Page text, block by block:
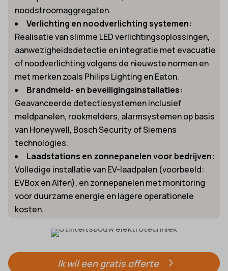
noodstroomaggregaten.
Verlichting en noodverlichting systemen:
Realisatie van slimme LED verlichtingsoplossingen,
aanwezigheidsdetectie en integratie met evacuatie
of noodverlichting volgens de nieuwste normen en
met merken zoals Philips Lighting en Eaton.
Brandmeld- en beveiligingsinstallaties:
Geavanceerde detectiesystemen inclusief
meldpanelen, rookmelders, alarmsystemen op basis
van Honeywell, Bosch Security of Siemens
technologies.
Laadstations en zonnepanelen voor bedrijven:
Volledige installatie van EV-laadpalen (voorbeeld:
EVBox en Alfen), en zonnepanelen met monitoring
voor duurzame energie en lagere operationele
kosten.
Ik wil een gratis offerte